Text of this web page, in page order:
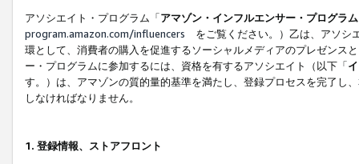
アソシエイト・プログラム「アマゾン・インフルエンサー・プログラム
program.amazon.com/influencers をご覧ください。）乙は、アソシ
環として、消費者の購入を促進するソーシャルメディアのプレゼンス
ー・プログラムに参加するには、資格を有するアソシエイト（以下「
す。）は、アマゾンの質的量的基準を満たし、登録プロセスを完了し、
しなければなりません。
1. 登録情報、ストアフロント